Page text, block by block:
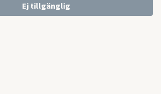
Ej tillgänglig